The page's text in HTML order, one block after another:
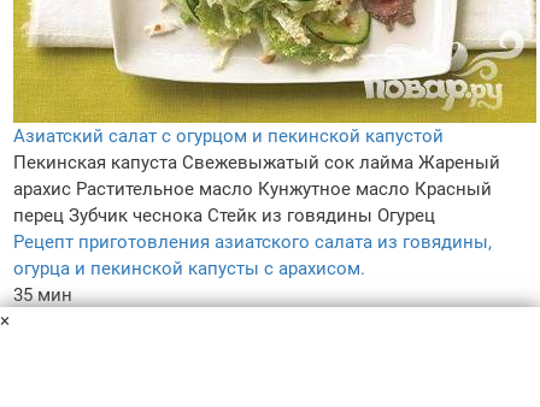
Азиатский салат с огурцом и пекинской капустой
Пекинская капуста Свежевыжатый сок лайма Жареный
арахис Растительное масло Кунжутное масло Красный
перец Зубчик чеснока Стейк из говядины Огурец
Рецепт приготовления азиатского салата из говядины,
огурца и пекинской капусты с арахисом.
35 мин
×